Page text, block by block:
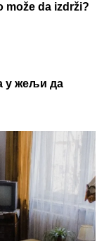
može da izdrži?
у жељи да